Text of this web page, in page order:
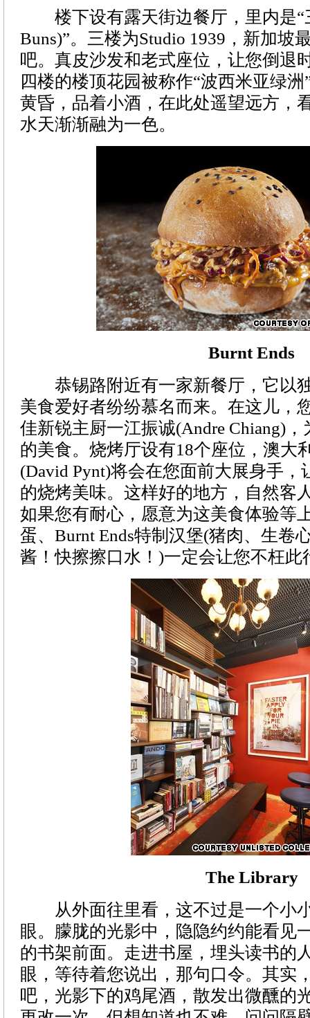
楼下设有露天街边餐厅，里内是“
Buns)”。三楼为Studio 1939，新加坡
吧。真皮沙发和老式座位，让您倒退
四楼的楼顶花园被称作“波西米亚绿
黄昏，品着小酒，在此处遥望远方，
水天渐渐融为一色。
Burnt Ends
恭锡路附近有一家新餐厅，它以
美食爱好者纷纷慕名而来。在这儿，
佳新锐主厨一江振诚(Andre Chiang)
的美食。烧烤厅设有18个座位，澳大
(David Pynt)将会在您面前大展身手，
的烧烤美味。这样好的地方，自然客
如果您有耐心，愿意为这美食体验等
蛋、Burnt Ends特制汉堡(猪肉、生卷
酱！快擦擦口水！)一定会让您不枉此
The Library
从外面往里看，这不过是一个小
眼。朦胧的光影中，隐隐约约能看见
的书架前面。走进书屋，埋头读书的
眼，等待着您说出，那句口令。其实
吧，光影下的鸡尾酒，散发出微醺的